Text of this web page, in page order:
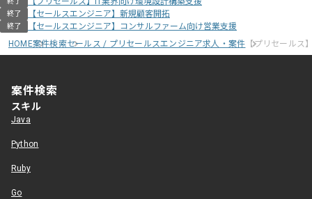
終了 【セールスエンジニア】新規顧客開拓
終了
【セールスエンジニア】コンサルファーム向け営業支援
HOME案件検索セールス / プリセールスエンジニア求人・案件 【プリセールス
案件検索
スキル
Java
Python
Ruby
Go